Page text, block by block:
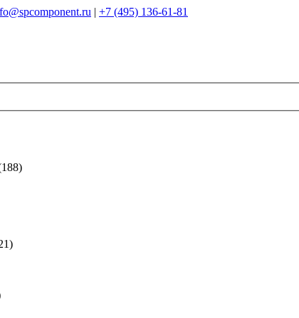
| +7 (495) 136-61-81